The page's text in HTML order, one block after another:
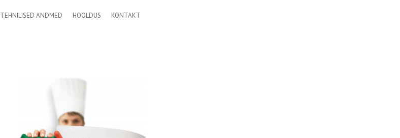
TEHNILISED ANDMED HOOLDUS KONTAKT